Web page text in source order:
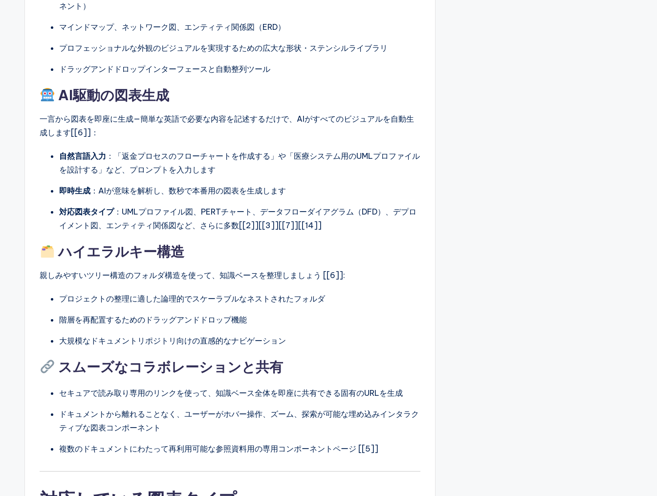
ネント）
マインドマップ、ネットワーク図、エンティティ関係図（ERD）
プロフェッショナルな外観のビジュアルを実現するための広大な形状・ステンシルライブラリ
ドラッグアンドドロップインターフェースと自動整列ツール
AI駆動の図表生成
一言から図表を即座に生成—簡単な英語で必要な内容を記述するだけで、AIがすべてのビジュアルを自動生
成します[[6]]：
自然言語入力 ：「返金プロセスのフローチャートを作成する」や「医療システム用のUMLプロファイル
を設計する」など、プロンプトを入力します
即時生成 ：AIが意味を解析し、数秒で本番用の図表を生成します
対応図表タイプ：UMLプロファイル図、PERTチャート、データフローダイアグラム（DFD）、デプロ
イメント図、エンティティ関係図など、さらに多数[[2]][[3]][[7]][[14]]
ハイエラルキー構造
親しみやすいツリー構造のフォルダ構造を使って、知識ベースを整理しましょう [[6]]:
プロジェクトの整理に適した論理的でスケーラブルなネストされたフォルダ
階層を再配置するためのドラッグアンドドロップ機能
大規模なドキュメントリポジトリ向けの直感的なナビゲーション
スムーズなコラボレーションと共有
セキュアで読み取り専用のリンクを使って、知識ベース全体を即座に共有できる固有のURLを生成
ドキュメントから離れることなく、ユーザーがホバー操作、ズーム、探索が可能な埋め込みインタラク
ティブな図表コンポーネント
複数のドキュメントにわたって再利用可能な参照資料用の専用コンポーネントページ [[5]]